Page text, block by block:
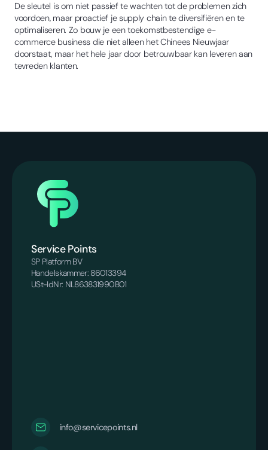
De sleutel is om niet passief te wachten tot de problemen zich
voordoen, maar proactief je supply chain te diversifiëren en te
optimaliseren. Zo bouw je een toekomstbestendige e-
commerce business die niet alleen het Chinees Nieuwjaar
doorstaat, maar het hele jaar door betrouwbaar kan leveren aan
tevreden klanten.
Service Points
SP Platform BV
Handelskammer: 86013394
USt-IdNr: NL863831990B01
info@servicepoints.nl